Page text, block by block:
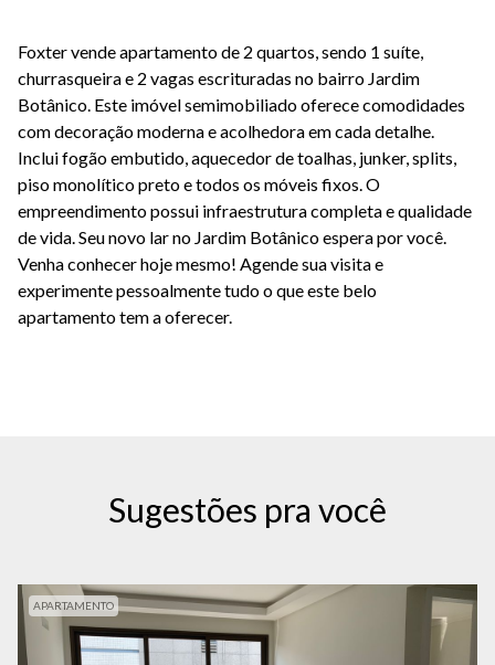
Foxter vende apartamento de 2 quartos, sendo 1 suíte,
churrasqueira e 2 vagas escrituradas no bairro Jardim
Botânico. Este imóvel semimobiliado oferece comodidades
com decoração moderna e acolhedora em cada detalhe.
Inclui fogão embutido, aquecedor de toalhas, junker, splits,
piso monolítico preto e todos os móveis fixos. O
empreendimento possui infraestrutura completa e qualidade
de vida. Seu novo lar no Jardim Botânico espera por você.
Venha conhecer hoje mesmo! Agende sua visita e
experimente pessoalmente tudo o que este belo
apartamento tem a oferecer.
Sugestões pra você
APARTAMENTO